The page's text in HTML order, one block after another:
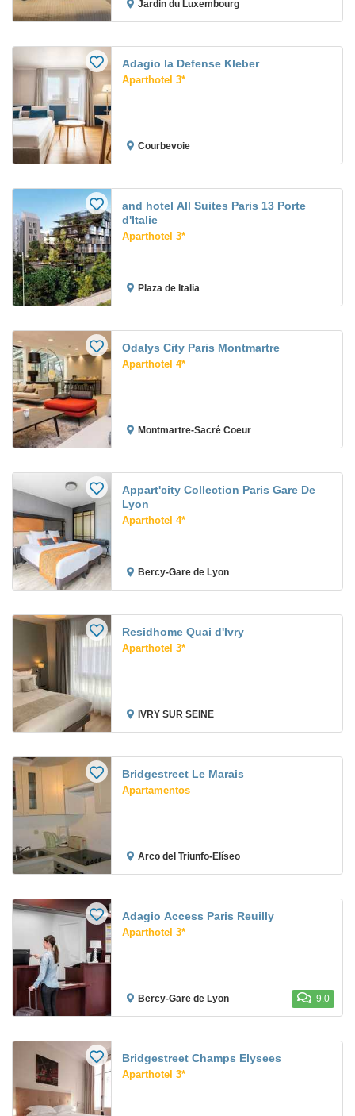
Jardin du Luxembourg
Adagio la Defense Kleber
Aparthotel 3*
Courbevoie
and hotel All Suites Paris 13 Porte
d'Italie
Aparthotel 3*
Plaza de Italia
Odalys City Paris Montmartre
Aparthotel 4*
Montmartre-Sacré Coeur
Appart'city Collection Paris Gare De
Lyon
Aparthotel 4*
Bercy-Gare de Lyon
Residhome Quai d'Ivry
Aparthotel 3*
IVRY SUR SEINE
Bridgestreet Le Marais
Apartamentos
Arco del Triunfo-Elíseo
Adagio Access Paris Reuilly
Aparthotel 3*
Bercy-Gare de Lyon 9.0
Bridgestreet Champs Elysees
Aparthotel 3*